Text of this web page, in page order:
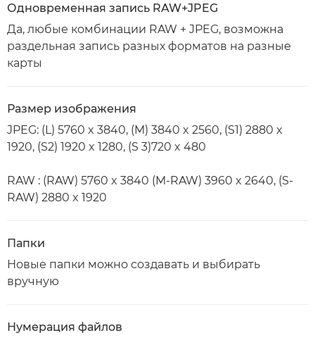
Одновременная запись RAW+JPEG
Да, любые комбинации RAW + JPEG, возможна
раздельная запись разных форматов на разные
карты
Размер изображения
JPEG: (L) 5760 x 3840, (M) 3840 x 2560, (S1) 2880 x
1920, (S2) 1920 x 1280, (S 3)720 x 480
RAW : (RAW) 5760 x 3840 (M-RAW) 3960 x 2640, (S-
RAW) 2880 x 1920
Папки
Новые папки можно создавать и выбирать
вручную
Нумерация файлов